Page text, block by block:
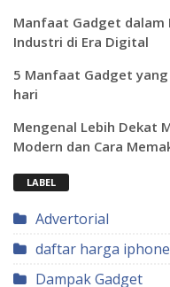
Manfaat Gadget dalam
Industri di Era Digital
5 Manfaat Gadget
hari
Mengenal Lebih Dekat
Modern dan Cara
LABEL
Advertorial
daftar harga iphone
Dampak Gadget